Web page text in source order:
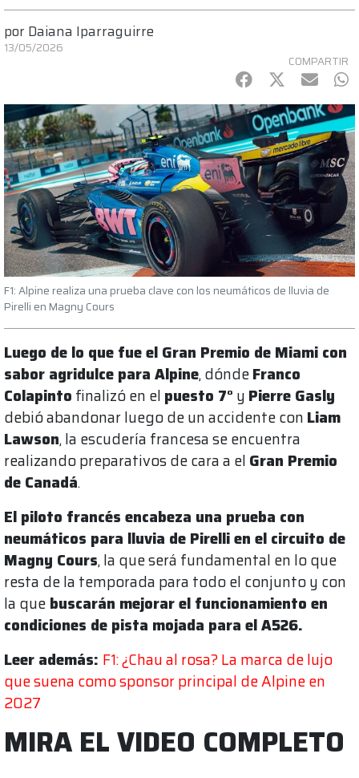
por Daiana Iparraguirre
13/05/2026
COMPARTIR
Facebook
Twitter
mail
F1: Alpine realiza una prueba clave con los neumáticos de lluvia de
Pirelli en Magny Cours
Luego de lo que fue el Gran Premio de Miami con
sabor agridulce para Alpine, dóndeFranco
Colapinto finalizó en el puesto 7° y Pierre Gasly
debió abandonar luego de un accidente con Liam
Lawson, la escudería francesa se encuentra
realizando preparativos de cara a el Gran Premio
de Canadá.
El piloto francés encabeza una prueba con
neumáticos para lluvia de Pirelli en el circuito de
Magny Cours, la que será fundamental en lo que
resta de la temporada para todo el conjunto y con
la que buscarán mejorar el funcionamiento en
condiciones de pista mojada para el A526.
Leer además: F1: ¿Chau al rosa? La marca de lujo
que suena como sponsor principal de Alpine en
2027
MIRA EL VIDEO COMPLETO